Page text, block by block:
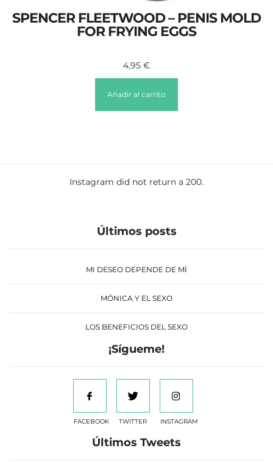
SPENCER FLEETWOOD – PENIS MOLD
FOR FRYING EGGS
4,95 €
Añadir al carrito
Instagram did not return a 200.
Últimos posts
MI DESEO DEPENDE DE MÍ
MÓNICA Y EL SEXO
LOS BENEFICIOS DEL SEXO
¡Sígueme!
FACEBOOK TWITTER INSTAGRAM
Últimos Tweets